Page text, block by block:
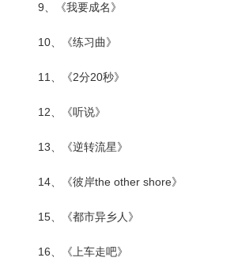
9、《我要成名》
10、《练习曲》
11、《2分20秒》
12、《听说》
13、《逆转流星》
14、《彼岸the other shore》
15、《都市异乡人》
16、《上车走吧》